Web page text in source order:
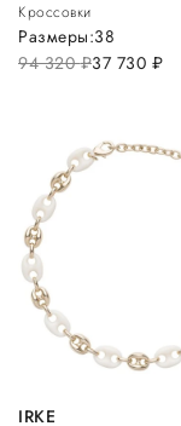
Кроссовки
94 320руб.37 730 руб.
Размеры:38
IRKE